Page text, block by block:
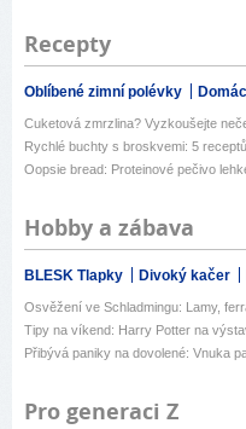
Recepty
Oblíbené zimní polévky
Cuketová zmrzlina? Vyzkoušejte
Rychlé buchty s broskvemi: 5
Oopsie bread: Proteinové pečivo
Hobby a zábava
BLESK Tlapky Divoký kačer
Osvěžení ve Schladmingu: Lamy,
Tipy na víkend: Harry Potter na
Přibývá paniky na dovolené: Vnuka
Pro generaci Z